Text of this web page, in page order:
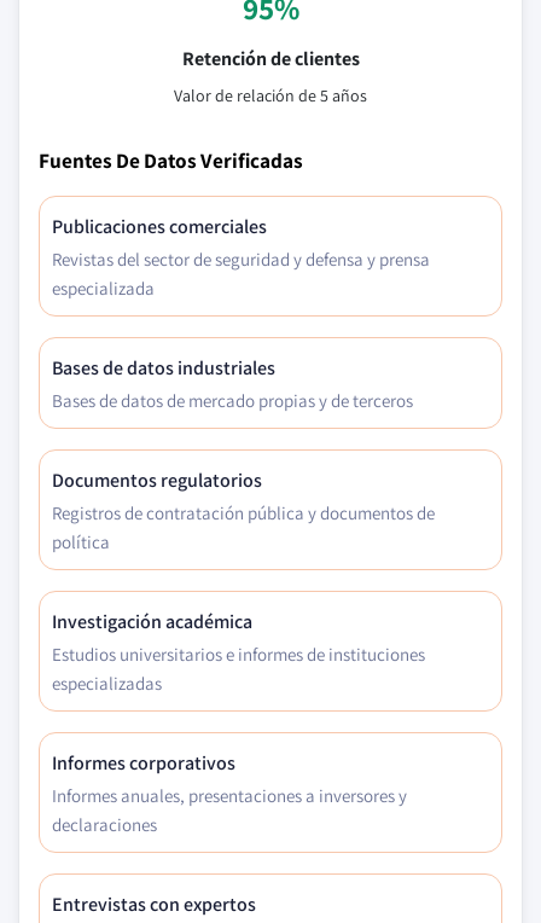
Retención de clientes
Valor de relación de 5 años
Fuentes De Datos Verificadas
Publicaciones comerciales
Revistas del sector de seguridad y defensa y prensa
especializada
Bases de datos industriales
Bases de datos de mercado propias y de terceros
Documentos regulatorios
Registros de contratación pública y documentos de
política
Investigación académica
Estudios universitarios e informes de instituciones
especializadas
Informes corporativos
Informes anuales, presentaciones a inversores y
declaraciones
Entrevistas con expertos